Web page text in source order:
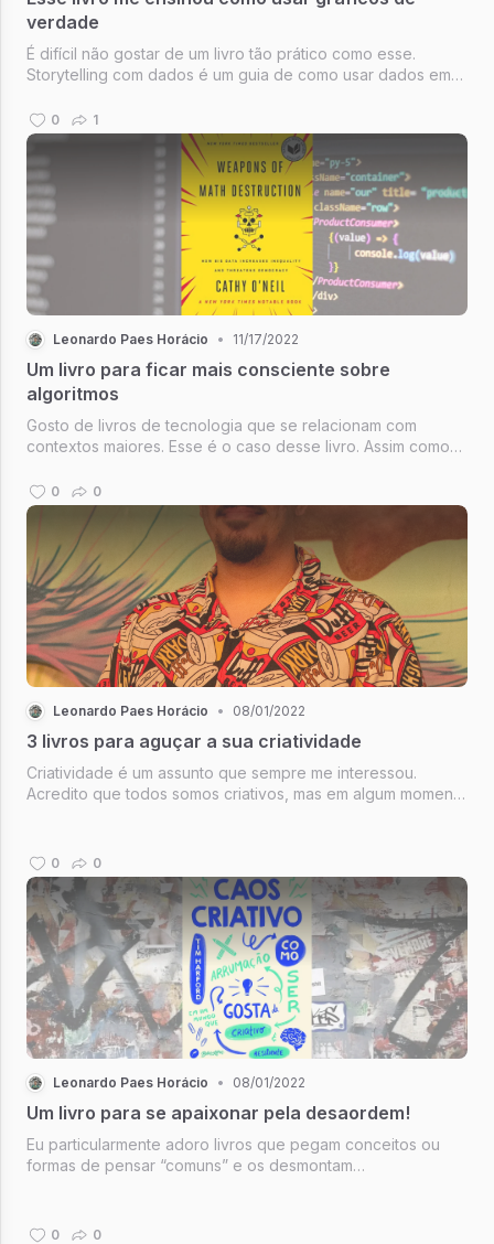
verdade
É difícil não gostar de um livro tão prático como esse.
Storytelling com dados é um guia de como usar dados em
entendimento do contexto e público até na seleção de
gráficos e cores.
0 1
Leonardo Paes Horácio • 11/17/2022
Um livro para ficar mais consciente sobre
algoritmos
Gosto de livros de tecnologia que se relacionam com
contextos maiores. Esse é o caso desse livro. Assim como
com algumas coisas na área de tecnologia, esse também o
fez.
0 0
Leonardo Paes Horácio • 08/01/2022
3 livros para aguçar a sua criatividade
Criatividade é um assunto que sempre me interessou.
Acredito que todos somos criativos, mas em algum momento
convite para reavivar ...
0 0
Leonardo Paes Horácio • 08/01/2022
Um livro para se apaixonar pela desaordem!
Eu particularmente adoro livros que pegam conceitos ou
formas de pensar “comuns” e os desmontam
0 0